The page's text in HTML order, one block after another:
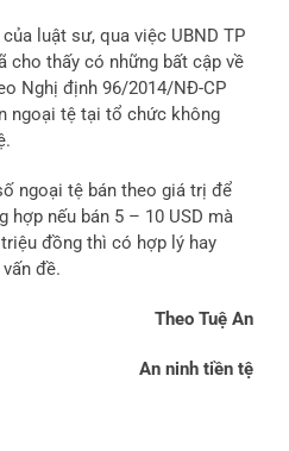
luật sư, qua việc UBND TP
cho thấy có những bất cập về
Nghị định 96/2014/NĐ-CP
ngoại tệ tại tổ chức không
ngoại tệ bán theo giá trị để
hợp nếu bán 5 – 10 USD mà
đồng thì có hợp lý hay
đề.
Theo Tuệ An
An ninh tiền tệ